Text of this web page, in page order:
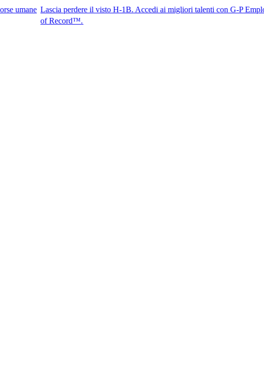
Lascia perdere il visto H-1B. Accedi ai migliori talenti con G-P Employer
of Record™.​​